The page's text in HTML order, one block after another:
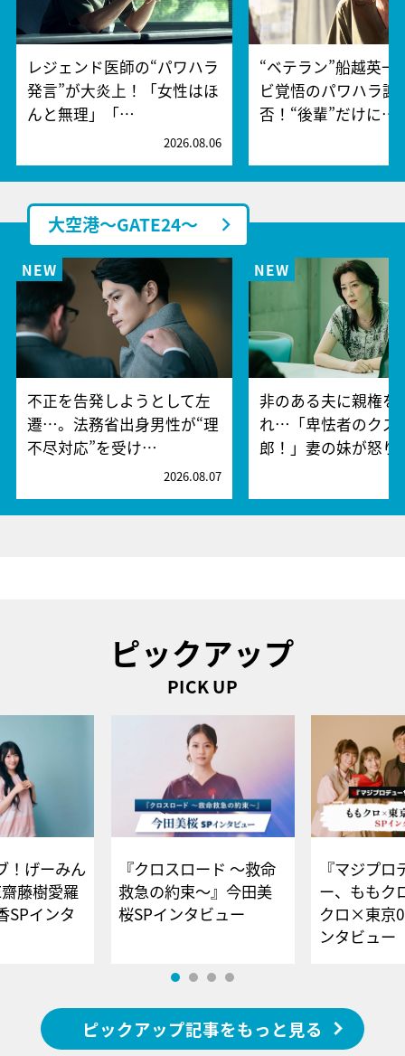
レジェンド医師の“パワハラ
発言”が大炎上！「女性はほ
んと無理」「…
2026.08.06
“ベテラン”船越英一
ビ覚悟のパワハラ謝
否！“後輩”だけに…
大空港～GATE24～
不正を告発しようとして左
遷…。法務省出身男性が“理
不尽対応”を受け…
2026.08.07
非のある夫に親権を
れ…「卑怯者のクズ
郎！」妻の妹が怒
ピックアップ
PICK UP
！げーみん
藤樹愛羅
SPインタ
『クロスロード ～救命
救急の約束～』今田美
桜SPインタビュー
『マジプロ
ー、ももク
クロ×東京
ンタビュー
ピックアップ記事をもっと見る